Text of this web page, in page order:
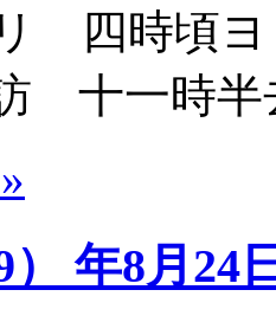
四時頃
十一時半
） 年8月24